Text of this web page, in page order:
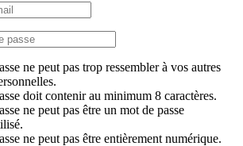
ne peut pas trop ressembler à vos autres
doit contenir au minimum 8 caractères.
ne peut pas être un mot de passe
ne peut pas être entièrement numérique.